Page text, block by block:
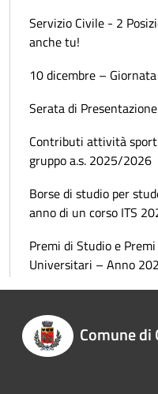
Servizio Civile - 2
anche tu!
10 dicembre –
Serata di
Contributi attività
gruppo a.s. 2025/2026
Borse di studio per
anno di un corso ITS
Premi di Studio e
Universitari – Anno
Comune di